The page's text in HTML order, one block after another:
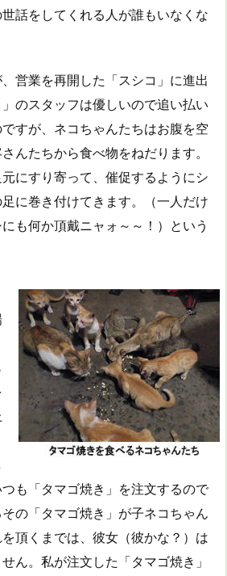
話をしてくれる人が誰もいなくな
営業を再開した「スシコ」に進出
のスタッフは優しいので追い払い
すが、ネコちゃんたちはお腹を空
んたちから食べ物をねだります。
にすり寄って、催促するようにシ
に巻き付けてきます。（一人だけ
も何か頂戴ニャォ～～！）という
も「タマゴ焼き」を注文するので
の「タマゴ焼き」が子ネコちゃん
頂くまでは、彼女（彼かな？）は
ん。私が注文した「タマゴ焼き」